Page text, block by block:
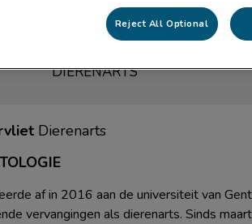
DIERENARTS
Dierenarts
af in 2016 aan de universiteit van
vervangingen als dierenarts. Sinds
Reject All Optional